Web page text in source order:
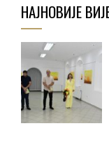
НАЈНОВИЈЕ